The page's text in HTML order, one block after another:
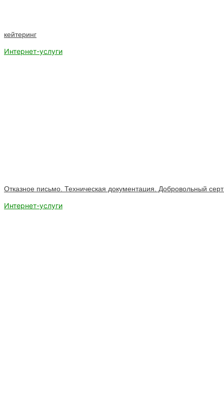
кейтеринг
Интернет-услуги
Отказное письмо. Техническая документация. Добровольный
Интернет-услуги